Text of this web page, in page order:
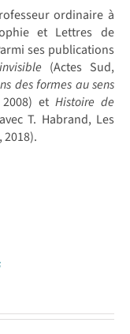
ordinaire à
et Lettres de
ses publications
(Actes Sud,
des formes au sens
2008) etHistoire de
T. Habrand, Les